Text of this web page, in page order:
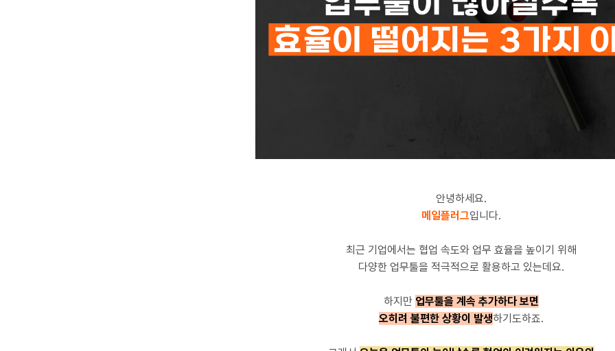
안녕하세요.
메일플러그입니다.
최근 기업에서는 협업 속도와 업무 효율을 높이기 위해
다양한 업무툴을 적극적으로 활용하고 있는데요.
하지만 업무툴을 계속 추가하다 보면
오히려 불편한 상황이 발생하기도하죠.